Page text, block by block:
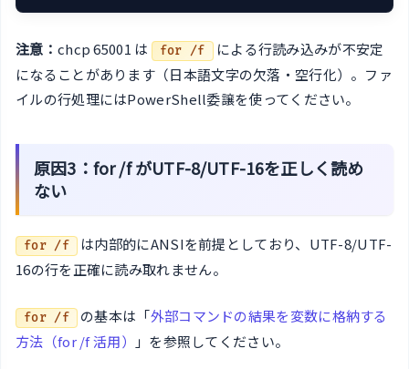
注意： chcp 65001 は for /f
による行読み込みが不安定
になることがあります（日本語文字の欠落・空行化）。ファ
イルの行処理にはPowerShell委譲を使ってください。
原因3：for /f がUTF-8/UTF-16を正しく読め
ない
for /f は内部的にANSIを前提としており、UTF-8/UTF-
16の行を正確に読み取れません。
for /f の基本は「外部コマンドの結果を変数に格納する
方法（for /f 活用）
」を参照してください。